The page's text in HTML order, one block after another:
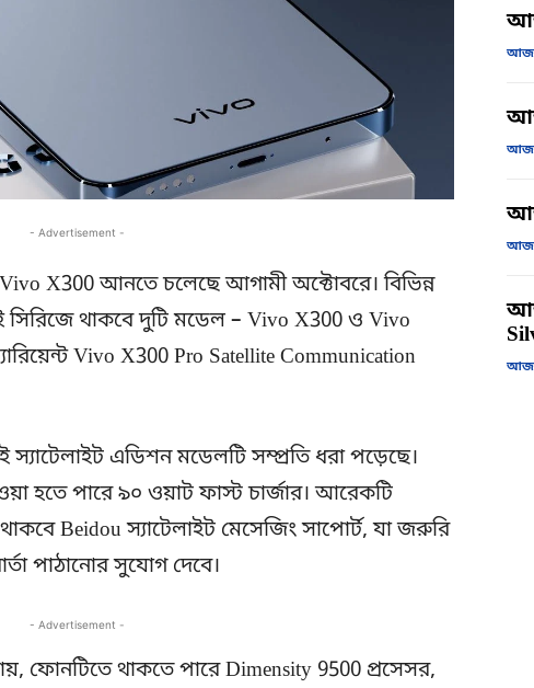
- Advertisement -
X300 আনতে চলেছে আগামী অক্টোবরে। বিভিন্ন
সিরিজে থাকবে দুটি মডেল – Vivo X300 ও Vivo
Vivo X300 Pro Satellite Communication
স্যাটেলাইট এডিশন মডেলটি সম্প্রতি ধরা পড়েছে।
হতে পারে ৯০ ওয়াট ফাস্ট চার্জার। আরেকটি
Beidou স্যাটেলাইট মেসেজিং সাপোর্ট, যা জরুরি
পাঠানোর সুযোগ দেবে।
- Advertisement -
ফোনটিতে থাকতে পারে Dimensity 9500 প্রসেসর,